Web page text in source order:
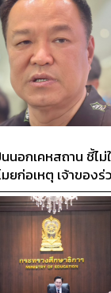
อกเคหสถาน ชี้ไม่
ยก่อเหตุ เจ้าของ